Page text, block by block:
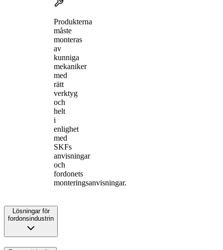
Produkterna
måste
monteras
av
kunniga
mekaniker
med
rätt
verktyg
och
helt
i
enlighet
med
SKFs
anvisningar
och
fordonets
monteringsanvisningar.
Lösningar för
fordonsindustrin